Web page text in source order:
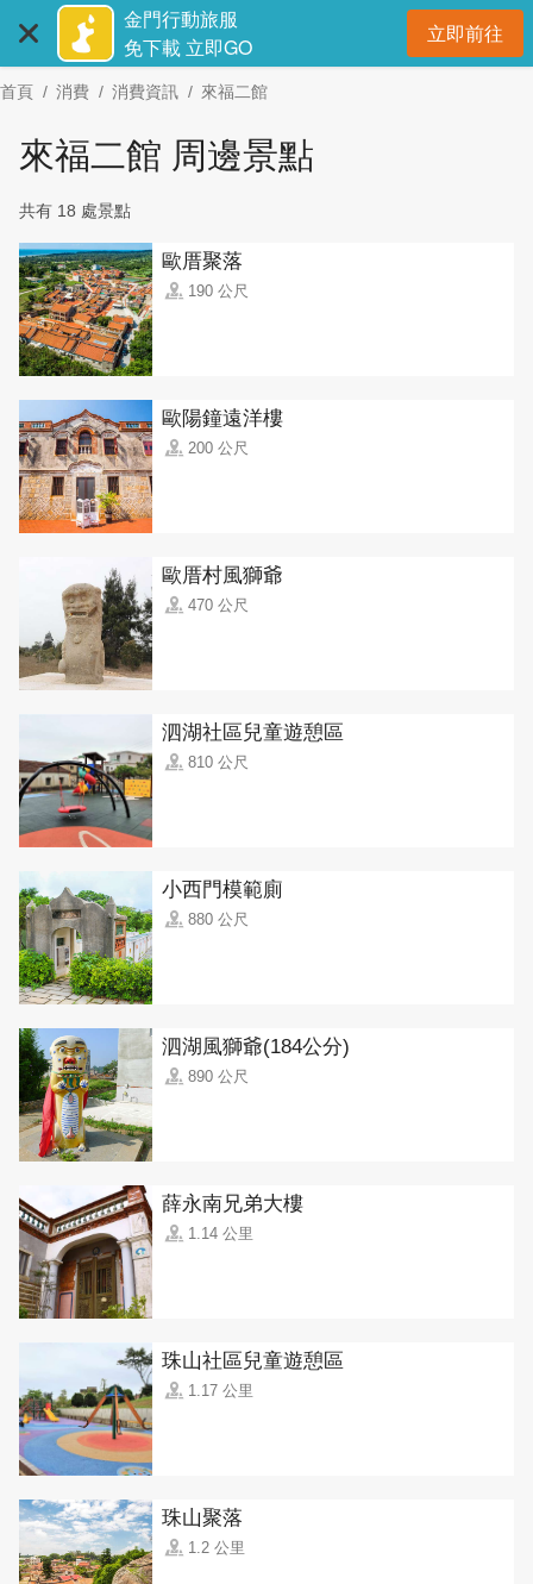
主
要
金門行動旅服
免下載 立即GO
立即前往開
首頁 消費 消費資訊 來福二館
來福二館 周邊景點
共有 18 處景點
歐厝聚落
190 公尺
歐陽鐘遠洋樓
200 公尺
歐厝村風獅爺
470 公尺
泗湖社區兒童遊憩區
810 公尺
小西門模範廁
880 公尺
泗湖風獅爺(184公分)
890 公尺
薛永南兄弟大樓
1.14 公里
珠山社區兒童遊憩區
1.17 公里
珠山聚落
1.2 公里